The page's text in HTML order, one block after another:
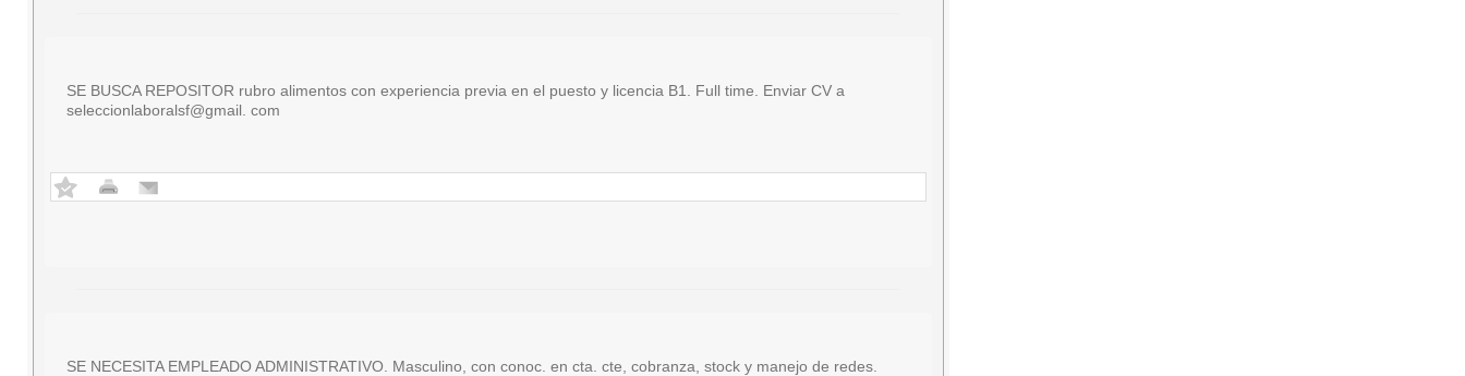
SE BUSCA REPOSITOR rubro alimentos con experiencia previa en el puesto y licencia B1. Full time. Enviar CV a
seleccionlaboralsf@gmail. com
SE NECESITA EMPLEADO ADMINISTRATIVO. Masculino, con conoc. en cta. cte, cobranza, stock y manejo de redes.